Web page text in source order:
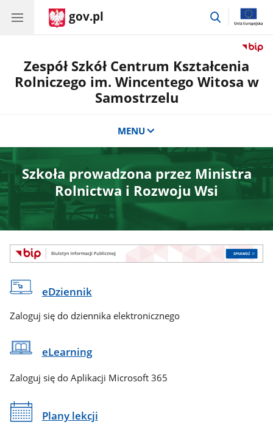
gov.pl
przejdź
Zespół Szkół Centrum Kształcenia
Rolniczego im. Wincentego Witosa w
Samostrzelu
MENU
Szkoła prowadzona przez Ministra
Rolnictwa i Rozwoju Wsi
eDziennik
Zaloguj się do dziennika elektronicznego
eLearning
Zaloguj się do Aplikacji Microsoft 365
Plany lekcji